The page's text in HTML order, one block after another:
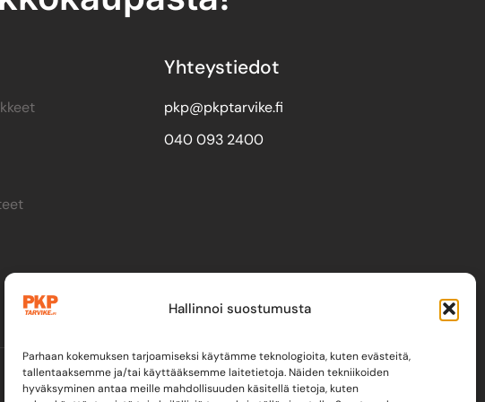
Hallinnoi suostumusta
Parhaan kokemuksen tarjoamiseksi käytämme teknologioita, kuten evästeitä,
tallentaaksemme ja/tai käyttääksemme laitetietoja. Näiden tekniikoiden
hyväksyminen antaa meille mahdollisuuden käsitellä tietoja, kuten
Yhteystiedot
pkp@pkptarvike.fi
040 093 2400